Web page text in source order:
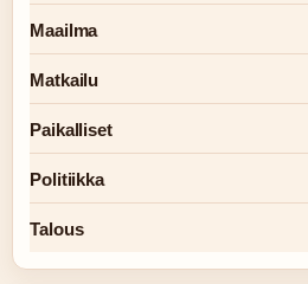
Maailma
Matkailu
Paikalliset
Politiikka
Talous